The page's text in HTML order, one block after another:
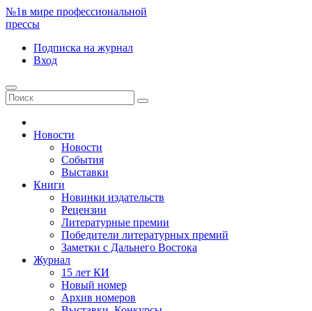
№1в мире профессиональной
прессы
Подписка на журнал
Вход
Новости
Новости
События
Выставки
Книги
Новинки издательств
Рецензии
Литературные премии
Победители литературных премий
Заметки с Дальнего Востока
Журнал
15 лет КИ
Новый номер
Архив номеров